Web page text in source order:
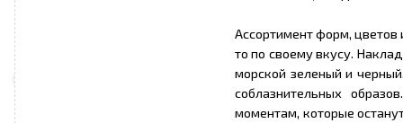
Ассортимент форм, цветов
то по своему вкусу.
морской зеленый и
соблазнительных
моментам, которые